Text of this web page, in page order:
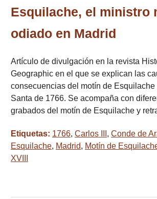
Esquilache, el ministro
odiado en Madrid
Artículo de divulgación en la revista
Geographic en el que se explican las
consecuencias del motín de Esquilache
Santa de 1766. Se acompaña con
grabados del motín de Esquilache y
Etiquetas: 1766, Carlos III , Conde de
Esquilache, Madrid, Motín de
XVIII